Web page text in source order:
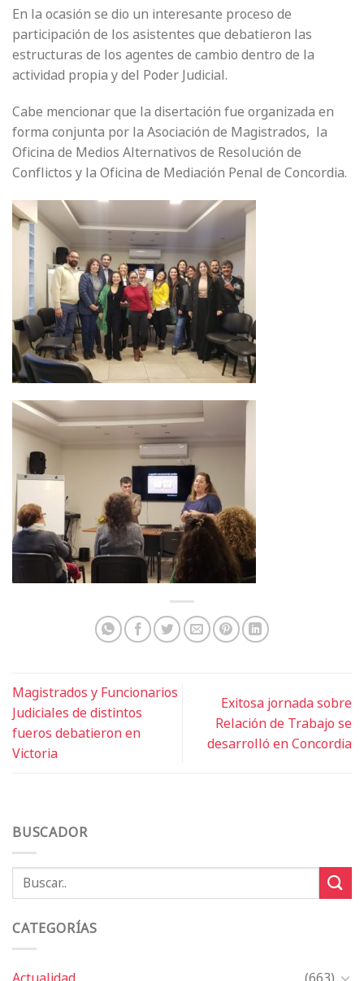
BUSCADOR
CATEGORÍAS
En la ocasión se dio un interesante proceso de
participación de los asistentes que debatieron las
estructuras de los agentes de cambio dentro de la
actividad propia y del Poder Judicial.
Cabe mencionar que la disertación fue organizada en
forma conjunta por la Asociación de Magistrados, la
Oficina de Medios Alternativos de Resolución de
Conflictos y la Oficina de Mediación Penal de Concordia.
Magistrados y Funcionarios
Judiciales de distintos
fueros debatieron en
Victoria
Exitosa jornada sobre
Relación de Trabajo se
desarrolló en Concordia